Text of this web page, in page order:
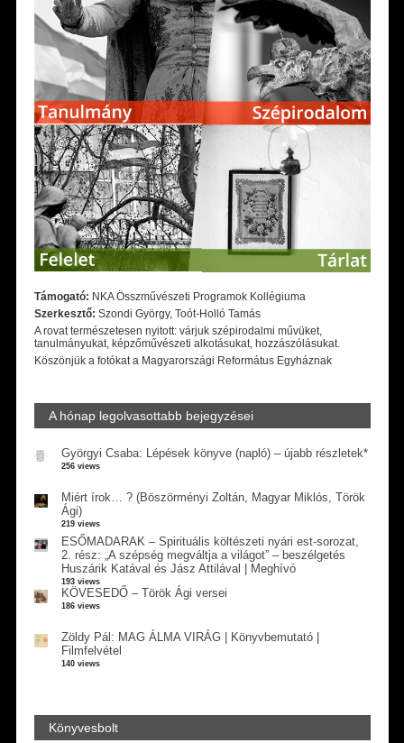
Támogató: NKA Összművészeti Programok Kollégiuma
Szerkesztő: Szondi György, Toót-Holló Tamás
A rovat természetesen nyitott: várjuk szépirodalmi művüket,
tanulmányukat, képzőművészeti alkotásukat, hozzászólásukat.
Köszönjük a fotókat a Magyarországi Református Egyháznak
A hónap legolvasottabb bejegyzései
Györgyi Csaba: Lépések könyve (napló) – újabb részletek*
256 views
Miért írok… ? (Böszörményi Zoltán, Magyar Miklós, Török
Ági)
219 views
ESŐMADARAK – Spirituális költészeti nyári est-sorozat,
2. rész: „A szépség megváltja a világot” – beszélgetés
Huszárik Katával és Jász Attilával | Meghívó
193 views
KÖVESEDŐ – Török Ági versei
186 views
Zöldy Pál: MAG ÁLMA VIRÁG | Könyvbemutató |
Filmfelvétel
140 views
Könyvesbolt